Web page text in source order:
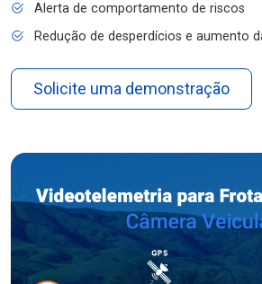
Alerta de comportamento de riscos
Redução de desperdícios e aumento
Solicite uma demonstração